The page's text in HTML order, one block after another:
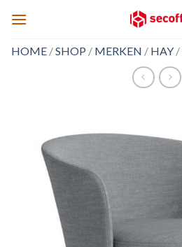
HOME/SHOP / MERKEN / HAY/